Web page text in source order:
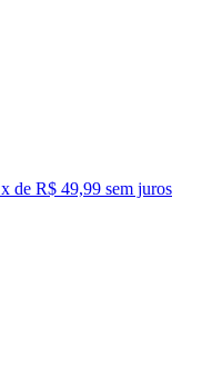
x de R$ 49,99 sem juros